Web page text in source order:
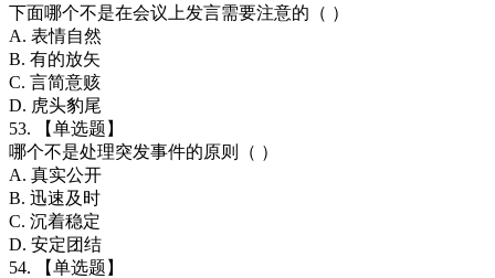
下面哪个不是在会议上发言需要注意的（ ）
A. 表情自然
B. 有的放矢
C. 言简意赅
D. 虎头豹尾
53. 【单选题】
哪个不是处理突发事件的原则（ ）
A. 真实公开
B. 迅速及时
C. 沉着稳定
D. 安定团结
54. 【单选题】